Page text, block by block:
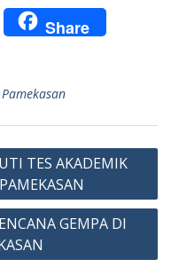
G
o
Share
TES AKADEMIK
GEMPA DI